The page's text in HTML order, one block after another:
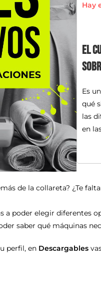
Hay
El
Es
qué
las
en
de la collareta? ¿Te
a poder elegir diferentes
saber qué máquinas
perfil, en Descargables